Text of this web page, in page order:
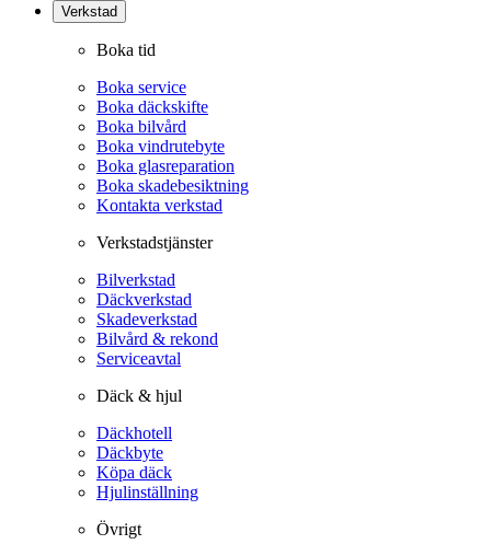
Verkstad
Boka tid
Boka service
Boka däckskifte
Boka bilvård
Boka vindrutebyte
Boka glasreparation
Boka skadebesiktning
Kontakta verkstad
Verkstadstjänster
Bilverkstad
Däckverkstad
Skadeverkstad
Bilvård & rekond
Serviceavtal
Däck & hjul
Däckhotell
Däckbyte
Köpa däck
Hjulinställning
Övrigt